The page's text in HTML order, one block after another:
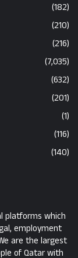
(182)
(210)
(216)
(7,035)
(632)
(201)
(1)
(116)
(140)
platforms which
employment
are the largest
of Qatar with